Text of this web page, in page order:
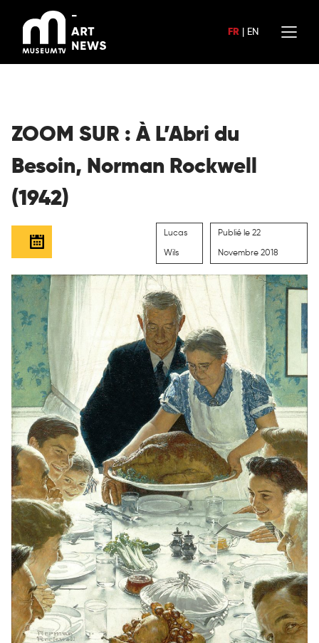
contenu
FR EN
ZOOM SUR : À L’Abri du
Besoin, Norman Rockwell
(1942)
Lucas
Wils
Publié le 22
Novembre 2018